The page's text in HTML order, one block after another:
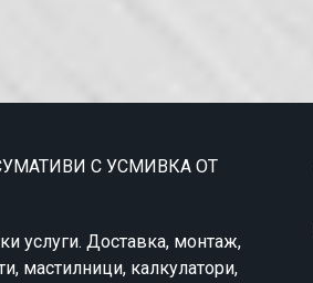
С УСМИВКА ОТ
услуги. Доставка, монтаж,
мастилници, калкулатори,